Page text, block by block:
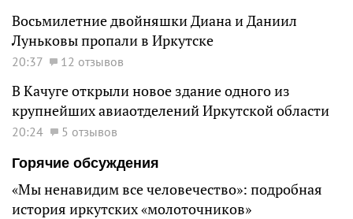
Восьмилетние двойняшки Диана и Даниил
Луньковы пропали в Иркутске
20:37 12 отзывов
В Качуге открыли новое здание одного из
крупнейших авиаотделений Иркутской области
20:24
5 отзывов
Горячие обсуждения
«Мы ненавидим все человечество»: подробная
история иркутских «молоточников»